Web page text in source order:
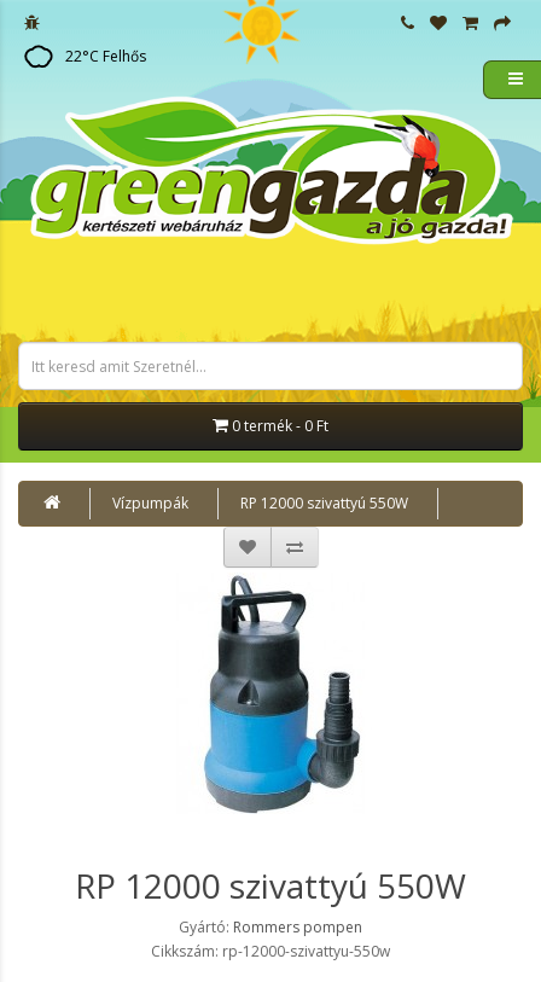
22°C Felhős
0 termék - 0 Ft
Vízpumpák RP 12000 szivattyú 550W
RP 12000 szivattyú 550W
Gyártó: Rommers pompen
Cikkszám: rp-12000-szivattyu-550w